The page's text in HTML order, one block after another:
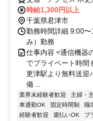
時給1,300円以上
千葉県君津市
勤務時間詳細 9:00
み）勤務
仕事内容 <通信機器
でプライベート時間
更津駅より無料送迎
備 ...
業界未経験者歓迎 主婦・
車通勤OK
固定時間制 職
経験者歓迎
週払いOK ブ